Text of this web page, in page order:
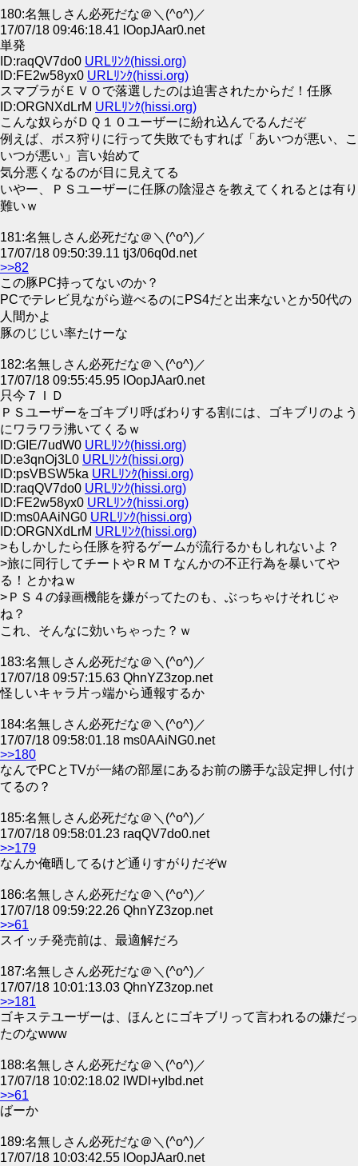
180:名無しさん必死だな＠＼(^o^)／
17/07/18 09:46:18.41 lOopJAar0.net
単発
ID:raqQV7do0 URLﾘﾝｸ(hissi.org)
ID:FE2w58yx0 URLﾘﾝｸ(hissi.org)
スマブラがＥＶＯで落選したのは迫害されたからだ！任豚
ID:ORGNXdLrM URLﾘﾝｸ(hissi.org)
こんな奴らがＤＱ１０ユーザーに紛れ込んでるんだぞ
例えば、ボス狩りに行って失敗でもすれば「あいつが悪い、こ
いつが悪い」言い始めて
気分悪くなるのが目に見えてる
いやー、ＰＳユーザーに任豚の陰湿さを教えてくれるとは有り
難いｗ
181:名無しさん必死だな＠＼(^o^)／
17/07/18 09:50:39.11 tj3/06q0d.net
>>82
この豚PC持ってないのか？
PCでテレビ見ながら遊べるのにPS4だと出来ないとか50代の
人間かよ
豚のじじい率たけーな
182:名無しさん必死だな＠＼(^o^)／
17/07/18 09:55:45.95 lOopJAar0.net
只今７ＩＤ
ＰＳユーザーをゴキブリ呼ばわりする割には、ゴキブリのよう
にワラワラ沸いてくるｗ
ID:GIE/7udW0 URLﾘﾝｸ(hissi.org)
ID:e3qnOj3L0 URLﾘﾝｸ(hissi.org)
ID:psVBSW5ka URLﾘﾝｸ(hissi.org)
ID:raqQV7do0 URLﾘﾝｸ(hissi.org)
ID:FE2w58yx0 URLﾘﾝｸ(hissi.org)
ID:ms0AAiNG0 URLﾘﾝｸ(hissi.org)
ID:ORGNXdLrM URLﾘﾝｸ(hissi.org)
>もしかしたら任豚を狩るゲームが流行るかもしれないよ？
>旅に同行してチートやＲＭＴなんかの不正行為を暴いてや
る！とかねｗ
>ＰＳ４の録画機能を嫌がってたのも、ぶっちゃけそれじゃ
ね？
これ、そんなに効いちゃった？ｗ
183:名無しさん必死だな＠＼(^o^)／
17/07/18 09:57:15.63 QhnYZ3zop.net
怪しいキャラ片っ端から通報するか
184:名無しさん必死だな＠＼(^o^)／
17/07/18 09:58:01.18 ms0AAiNG0.net
>>180
なんでPCとTVが一緒の部屋にあるお前の勝手な設定押し付け
てるの？
185:名無しさん必死だな＠＼(^o^)／
17/07/18 09:58:01.23 raqQV7do0.net
>>179
なんか俺晒してるけど通りすがりだぞw
186:名無しさん必死だな＠＼(^o^)／
17/07/18 09:59:22.26 QhnYZ3zop.net
>>61
スイッチ発売前は、最適解だろ
187:名無しさん必死だな＠＼(^o^)／
17/07/18 10:01:13.03 QhnYZ3zop.net
>>181
ゴキステユーザーは、ほんとにゴキブリって言われるの嫌だっ
たのなwww
188:名無しさん必死だな＠＼(^o^)／
17/07/18 10:02:18.02 lWDl+yIbd.net
>>61
ばーか
189:名無しさん必死だな＠＼(^o^)／
17/07/18 10:03:42.55 lOopJAar0.net